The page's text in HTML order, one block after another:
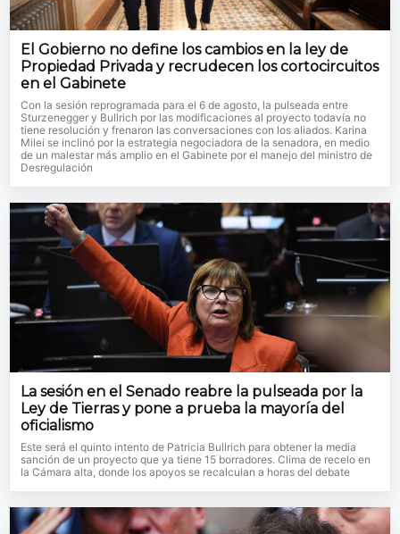
El Gobierno no define los cambios en la ley de
Propiedad Privada y recrudecen los cortocircuitos
en el Gabinete
Con la sesión reprogramada para el 6 de agosto, la pulseada entre
Sturzenegger y Bullrich por las modificaciones al proyecto todavía no
tiene resolución y frenaron las conversaciones con los aliados. Karina
Milei se inclinó por la estrategia negociadora de la senadora, en medio
de un malestar más amplio en el Gabinete por el manejo del ministro de
Desregulación
La sesión en el Senado reabre la pulseada por la
Ley de Tierras y pone a prueba la mayoría del
oficialismo
Este será el quinto intento de Patricia Bullrich para obtener la media
sanción de un proyecto que ya tiene 15 borradores. Clima de recelo en
la Cámara alta, donde los apoyos se recalculan a horas del debate